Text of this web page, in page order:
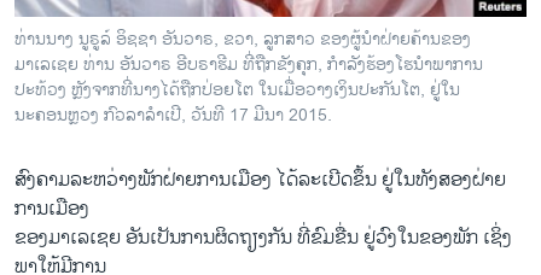
ພາສາອັງກິດ
ວີດີໂອ
ສຽງ
ລາຍງານ
ຕິດຕາມພວກເຮົາ ທີ່
ທ່ານນາງ ນູຣູລ໌ ອິຊຊາ ອັນວາຣ, ຂວາ, ລູກສາວ ຂອງຜູ້ນຳຝ່າຍຄ້ານຂອງ
ມາເລເຊຍ ທ່ານ ອັນວາຣ ອີບຣາຮີມ ທີ່ຖືກຂັງຄຸກ, ກຳລັງຮ້ອງໂຮນຳພາການ
ປະທ້ວງ ຫຼັງຈາກທີ່ນາງໄດ້ຖືກປ່ອຍໂຕ ໃນເມື່ອວາງເງິນປະກັນໂຕ, ຢູ່ໃນ
ນະຄອນຫຼວງ ກົວລາລຳເປີ, ວັນທີ 17 ມີນາ 2015.
ສົງຄາມລະຫວ່າງພັກຝ່າຍການເມືອງ ໄດ້ລະເບີດຂຶ້ນ ຢູ່​ໃນທັງສອງຝ່າຍ
ການເມືອງ
ຂອງມາເລເຊຍ ອັນເປັນການຜິດຖຽງກັນ ທີ່ຂົມຂື່ນ ຢູ່ວົງໃນຂອງພັກ ເຊິ່ງ
ພາໃຫ້ມີການ